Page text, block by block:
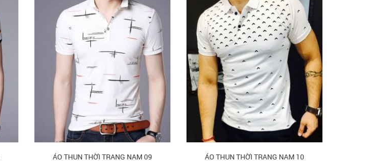
ÁO THUN THỜI TRANG NAM 09 ÁO THUN THỜI TRANG NAM 10